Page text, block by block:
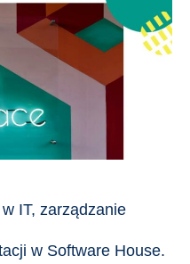
IT, zarządzanie
w Software House.